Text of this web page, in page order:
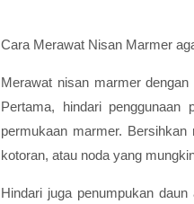
Cara Merawat Nisan Marmer
Merawat nisan marmer
Pertama, hindari
permukaan marmer.
kotoran, atau noda yang
Hindari juga penumpukan